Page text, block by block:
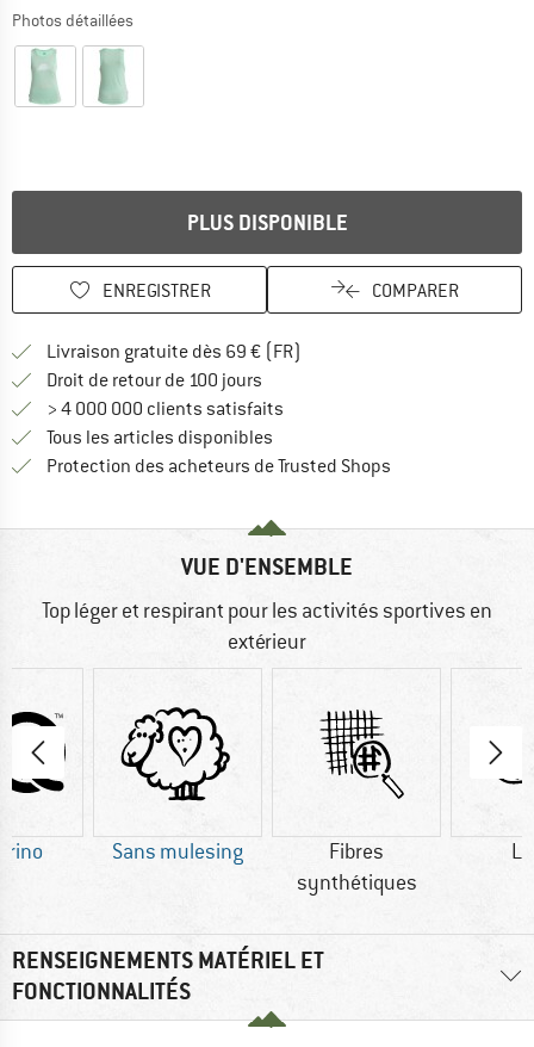
Photos détaillées
PLUS DISPONIBLE
ENREGISTRER COMPARER
Livraison gratuite dès 69 € (FR)
Droit de retour de 100 jours
> 4 000 000 clients satisfaits
Tous les articles disponibles
Protection des acheteurs de Trusted Shops
VUE D'ENSEMBLE
Top léger et respirant pour les activités sportives en
extérieur
Sans mulesing
Fibres
synthétiques
RENSEIGNEMENTS MATÉRIEL ET
FONCTIONNALITÉS